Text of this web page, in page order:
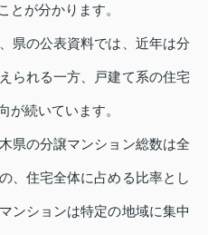
とが分かります。
県の公表資料では、近年は分
られる一方、戸建て系の住宅
が続いています。
県の分譲マンション総数は全
、住宅全体に占める比率とし
ンションは特定の地域に集中